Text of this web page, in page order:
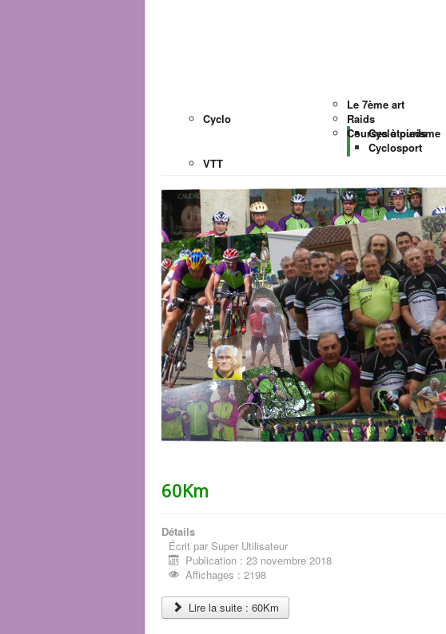
Le 7ème art
Cyclo
Cyclotourisme
Cyclosport
VTT
Raids
Courses à pieds
60Km
Détails
Écrit par Super Utilisateur
Publication : 23 novembre 2018
Affichages : 2198
Lire la suite : 60Km